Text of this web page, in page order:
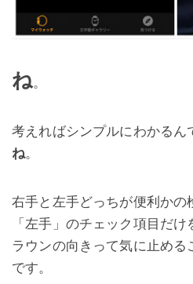
ね。
考えればシンプルにわかるん
ね。
右手と左手どっちが便利かの
「左手」のチェック項目だ
ラウンの向きって気に止め
です。